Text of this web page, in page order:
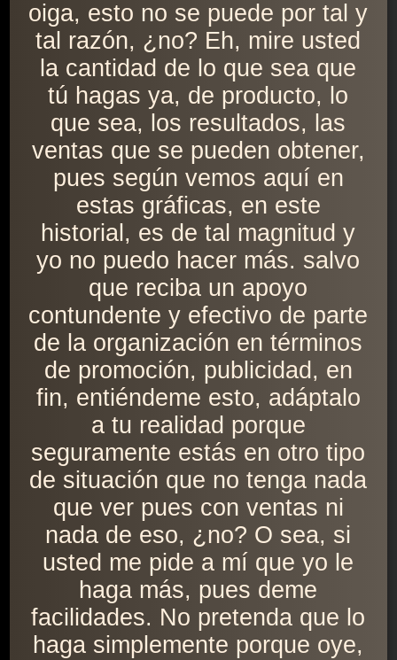
oiga, esto no se puede por tal y
tal razón, ¿no? Eh, mire usted
la cantidad de lo que sea que
tú hagas ya, de producto, lo
que sea, los resultados, las
ventas que se pueden obtener,
pues según vemos aquí en
estas gráficas, en este
historial, es de tal magnitud y
yo no puedo hacer más. salvo
que reciba un apoyo
contundente y efectivo de parte
de la organización en términos
de promoción, publicidad, en
fin, entiéndeme esto, adáptalo
a tu realidad porque
seguramente estás en otro tipo
de situación que no tenga nada
que ver pues con ventas ni
nada de eso, ¿no? O sea, si
usted me pide a mí que yo le
haga más, pues deme
facilidades. No pretenda que lo
haga simplemente porque oye,